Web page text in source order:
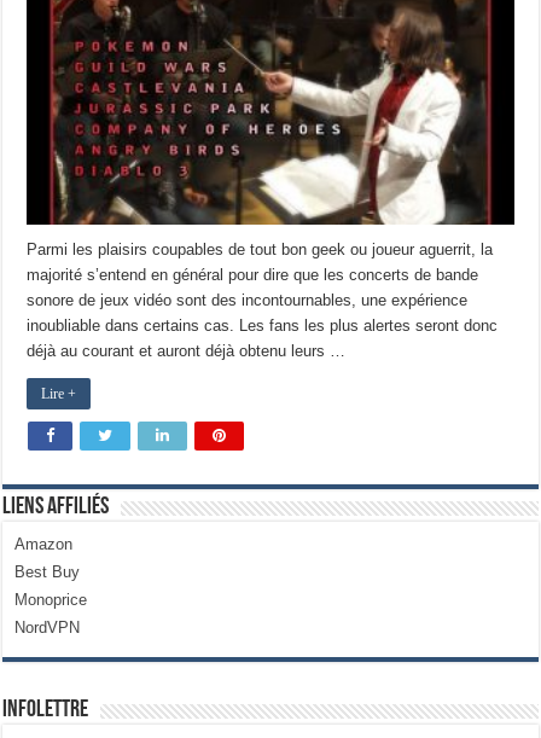
Parmi les plaisirs coupables de tout bon geek ou joueur aguerrit, la
majorité s’entend en général pour dire que les concerts de bande
sonore de jeux vidéo sont des incontournables, une expérience
inoubliable dans certains cas. Les fans les plus alertes seront donc
déjà au courant et auront déjà obtenu leurs …
Lire +
Liens Affiliés
Amazon
Best Buy
Monoprice
NordVPN
Infolettre